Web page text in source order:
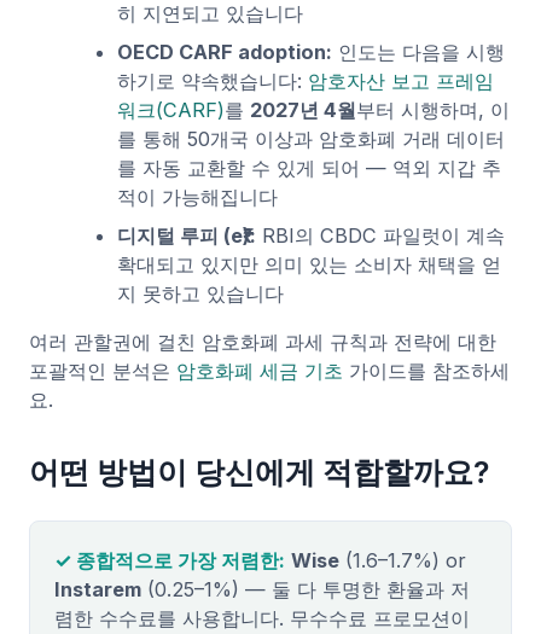
히 지연되고 있습니다
OECD CARF adoption: 인도는 다음을 시행
하기로 약속했습니다: 암호자산 보고 프레임
워크(CARF)를 2027년 4월부터 시행하며, 이
를 통해 50개국 이상과 암호화폐 거래 데이터
를 자동 교환할 수 있게 되어 — 역외 지갑 추
적이 가능해집니다
디지털 루피 (e₹): RBI의 CBDC 파일럿이 계속
확대되고 있지만 의미 있는 소비자 채택을 얻
지 못하고 있습니다
여러 관할권에 걸친 암호화폐 과세 규칙과 전략에 대한
포괄적인 분석은 암호화폐 세금 기초 가이드를 참조하세
요.
어떤 방법이 당신에게 적합할까요?
✓ 종합적으로 가장 저렴한: Wise (1.6–1.7%) or
Instarem (0.25–1%) — 둘 다 투명한 환율과 저
렴한 수수료를 사용합니다. 무수수료 프로모션이